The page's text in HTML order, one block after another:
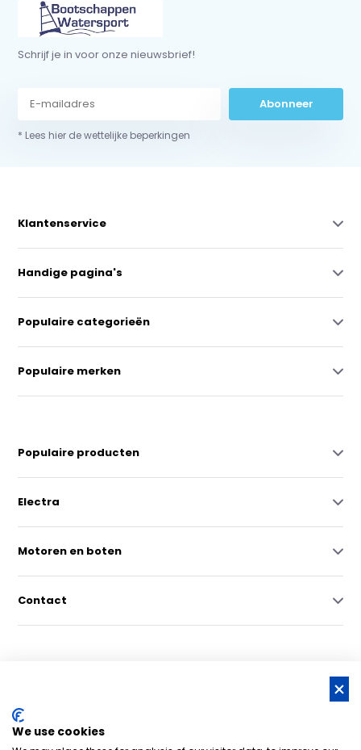
Schrijf je in voor onze nieuwsbrief!
Abonneer
* Lees hier de wettelijke beperkingen
Klantenservice
Handige pagina's
Populaire categorieën
Populaire merken
Populaire producten
Electra
Motoren en boten
Contact
Nederlands grootste online watersportwinkel | Bootschappen
We use cookies